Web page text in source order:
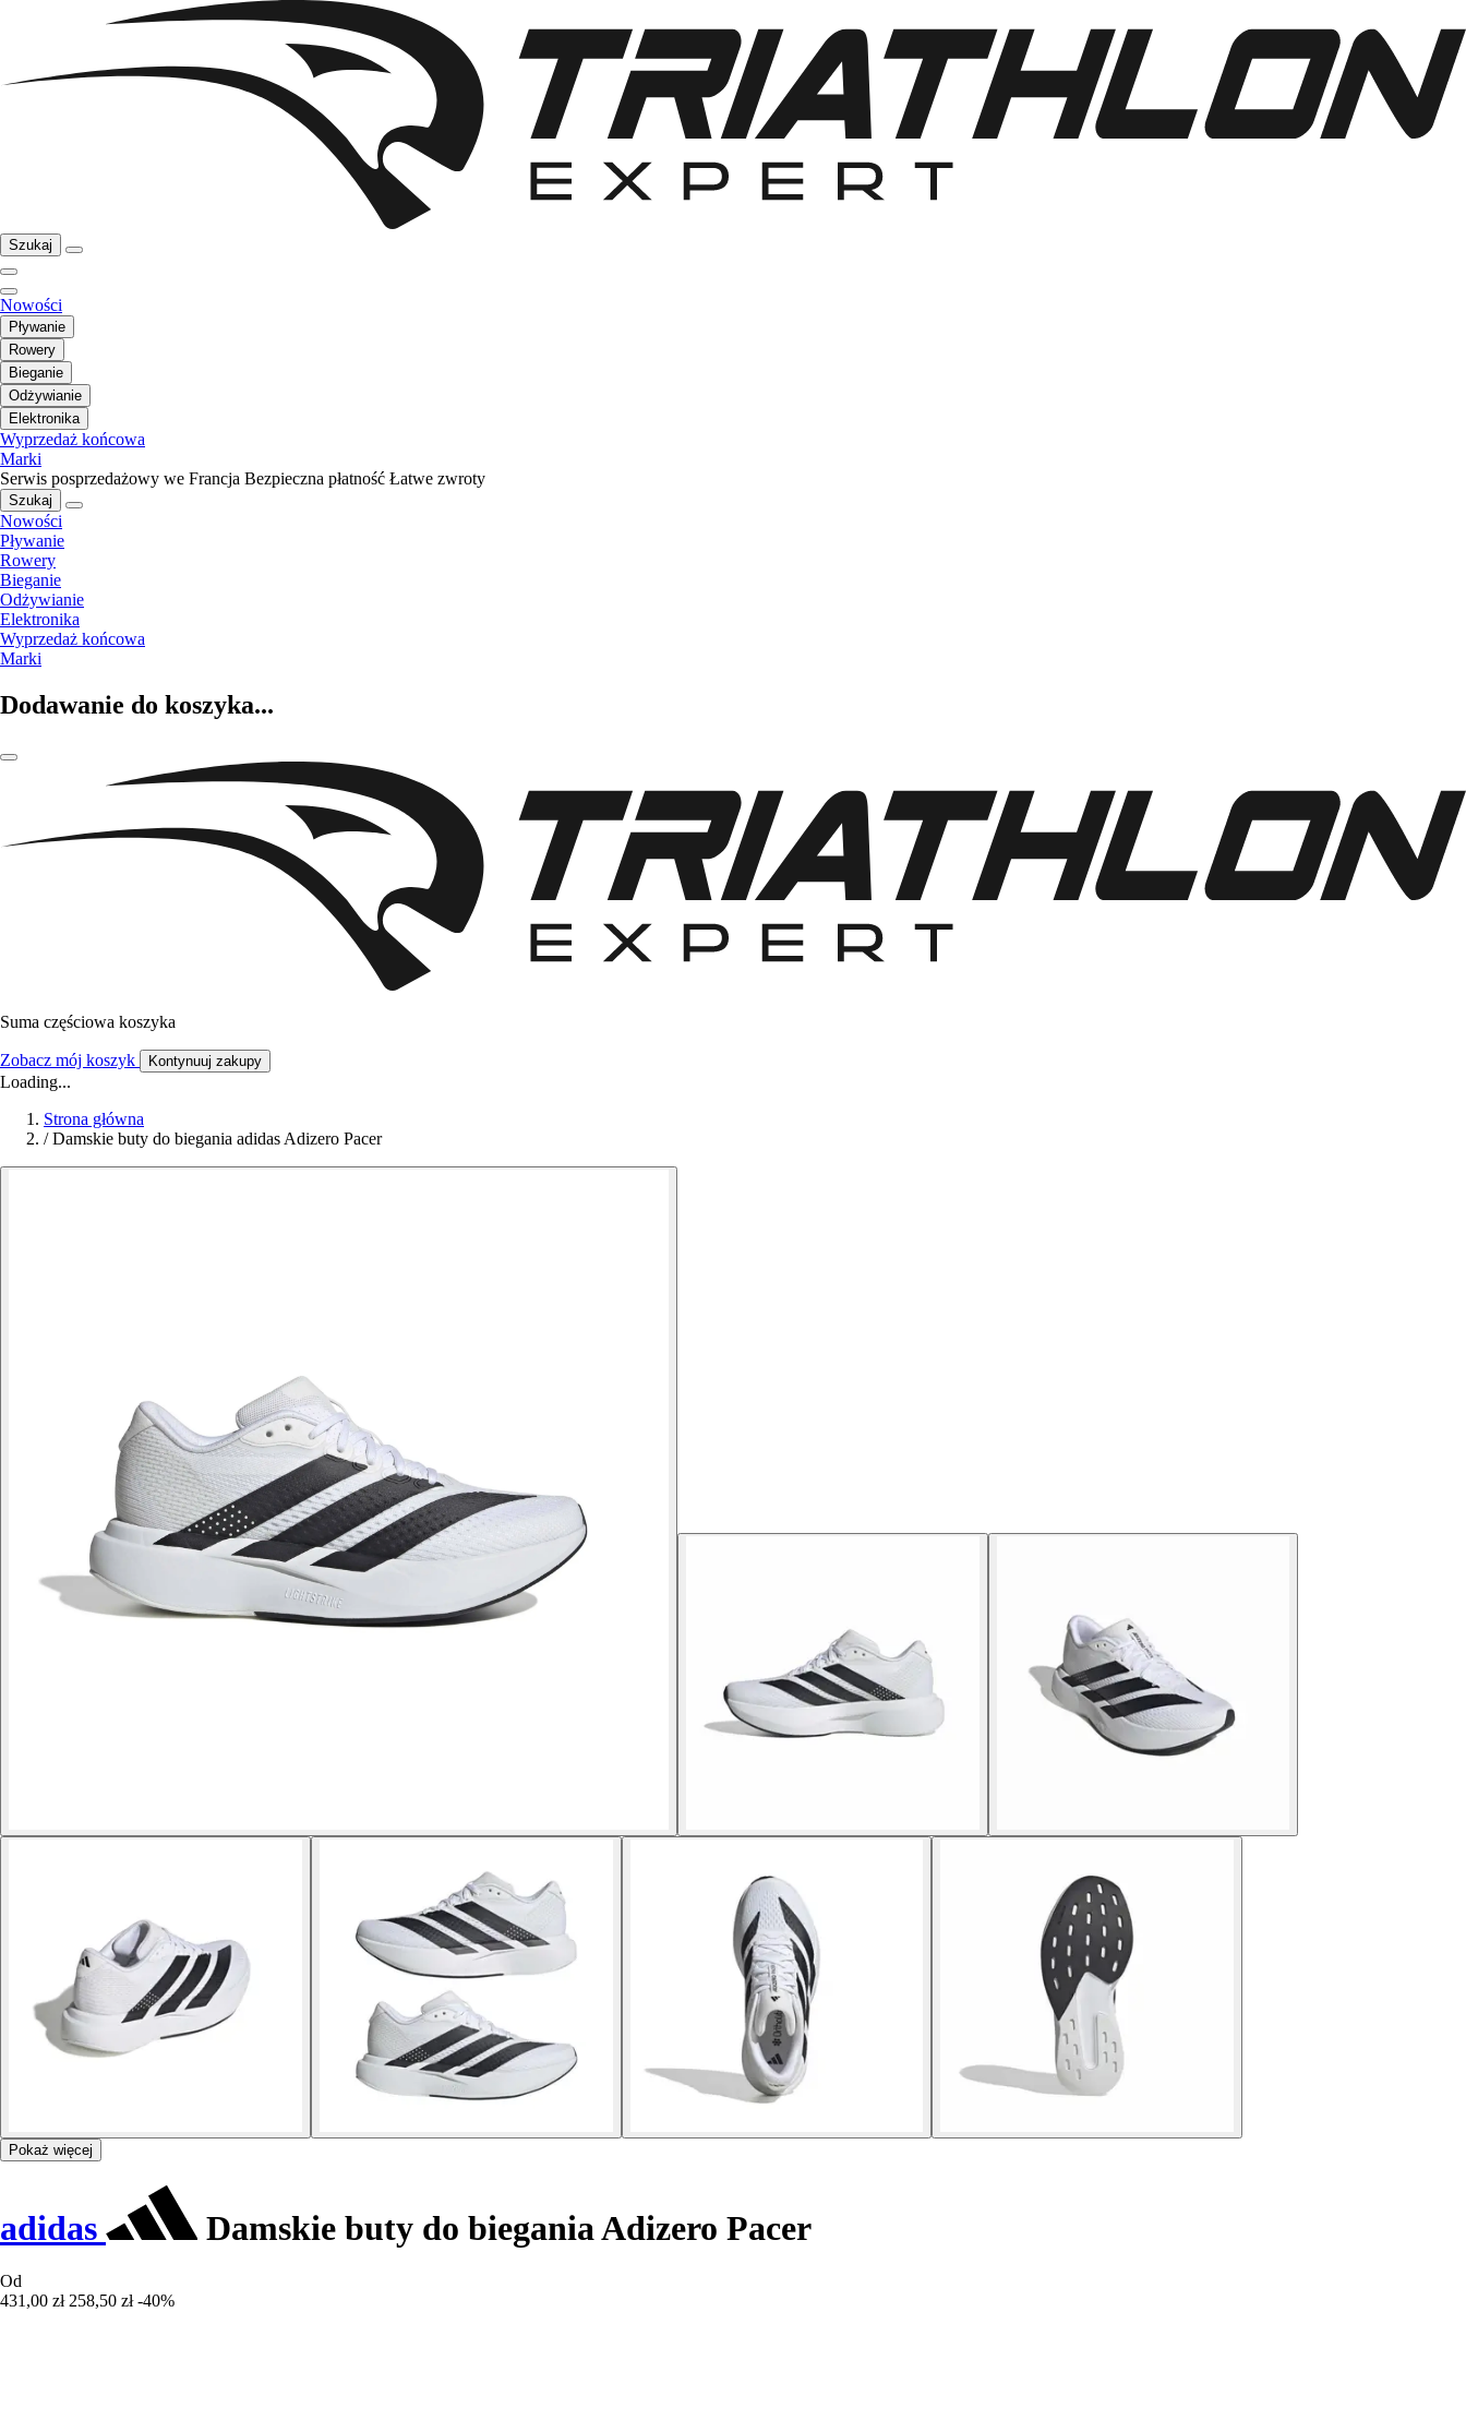
Szukaj
Nowości
Pływanie
Rowery
Bieganie
Odżywianie
Elektronika
Wyprzedaż końcowa
Marki
Serwis posprzedażowy we Francja Bezpieczna płatność Łatwe zwroty
Szukaj
Nowości
Pływanie
Rowery
Bieganie
Odżywianie
Elektronika
Wyprzedaż końcowa
Marki
Dodawanie do koszyka...
Suma częściowa koszyka
Zobacz mój koszyk Kontynuuj zakupy
Loading...
Strona główna
/ Damskie buty do biegania adidas Adizero Pacer
Pokaż więcej
adidas Damskie buty do biegania Adizero Pacer
Od
431,00 zł 258,50 zł -40%